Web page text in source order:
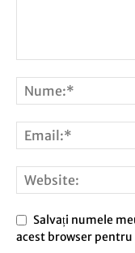
Salvați numele
acest browser